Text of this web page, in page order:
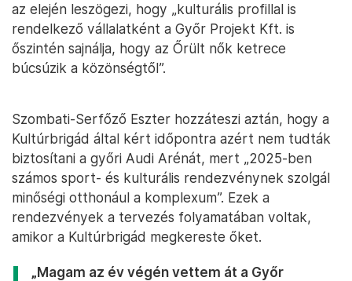
az elején leszögezi, hogy „kulturális profillal is
rendelkező vállalatként a Győr Projekt Kft. is
őszintén sajnálja, hogy az Őrült nők ketrece
búcsúzik a közönségtől”.
Szombati-Serfőző Eszter hozzáteszi aztán, hogy a
Kultúrbrigád által kért időpontra azért nem tudták
biztosítani a győri Audi Arénát, mert „2025-ben
számos sport- és kulturális rendezvénynek szolgál
minőségi otthonául a komplexum”. Ezek a
rendezvények a tervezés folyamatában voltak,
amikor a Kultúrbrigád megkereste őket.
„Magam az év végén vettem át a Győr